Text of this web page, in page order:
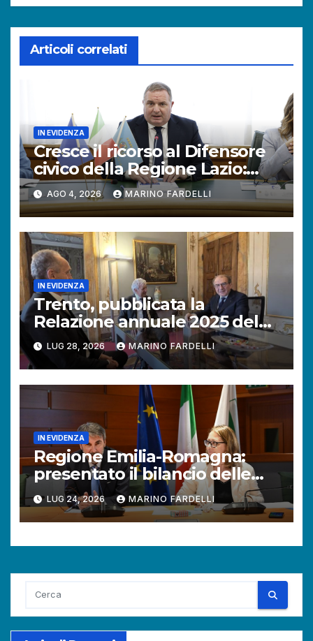
Articoli correlati
IN EVIDENZA
Cresce il ricorso al Difensore
civico della Regione Lazio:
+121% di istanze rispetto al
2025.
AGO 4, 2026 MARINO FARDELLI
IN EVIDENZA
Trento, pubblicata la
Relazione annuale 2025 del
Difensore civico della
Provincia autonoma.
LUG 28, 2026 MARINO FARDELLI
IN EVIDENZA
Regione Emilia-Romagna:
presentato il bilancio delle
attività del Difensore civico.
Aumentano le richieste dei
cittadini.
LUG 24, 2026 MARINO FARDELLI